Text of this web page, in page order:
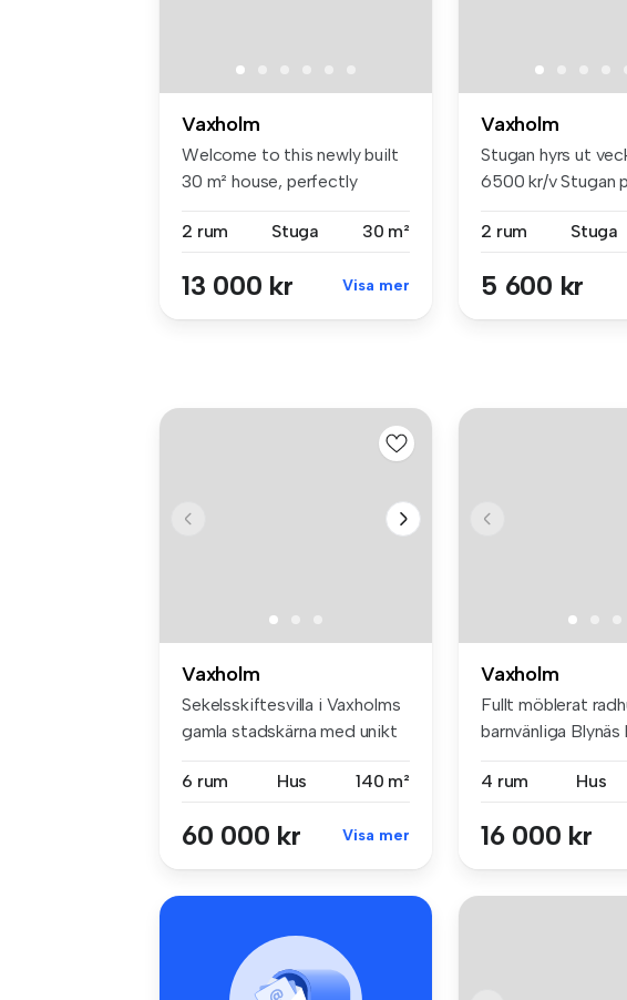
Vaxholm
Welcome to this newly built
30 m² house, perfectly
2 rum
Stuga 30 m²
13 000 kr Visa mer
Vaxholm
Stugan hyrs ut
6500 kr/v Stugan
2 rum
Stuga
5 600 kr
Vaxholm
Sekelsskiftesvilla i Vaxholms
gamla stadskärna med unikt
6 rum
Hus 140 m²
60 000 kr Visa mer
Vaxholm
Fullt möblerat
barnvänliga Blynäs
4 rum
Hus
16 000 kr